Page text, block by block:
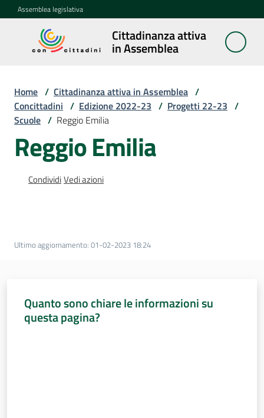
Vai al contenuto
Vai alla navigazione
Vai al footer
Assemblea legislativa
Cittadinanza attiva
in Assemblea
Cittadinanza
attiva in
Concittadini
Menu selezionato
Porte
itineranti
memoria
Home / Cittadinanza attiva in Assemblea /
Concittadini / Edizione 2022-23 / Progetti 22-23 /
Scuole / Reggio Emilia
Reggio Emilia
CondividiVedi azioni
Ultimo aggiornamento: 01-02-2023 18:24
Quanto sono chiare le informazioni su
questa pagina?